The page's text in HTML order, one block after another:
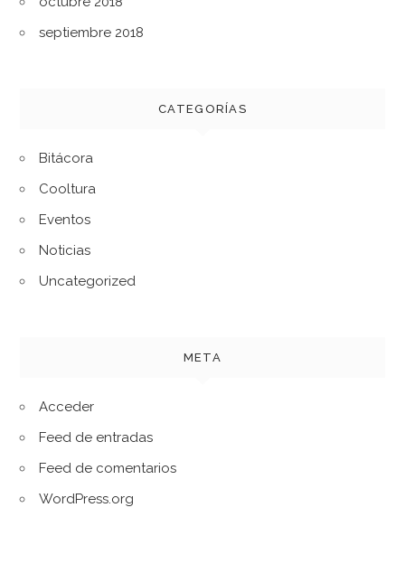
septiembre 2018
CATEGORÍAS
Bitácora
Cooltura
Eventos
Noticias
Uncategorized
META
Acceder
Feed de entradas
Feed de comentarios
WordPress.org